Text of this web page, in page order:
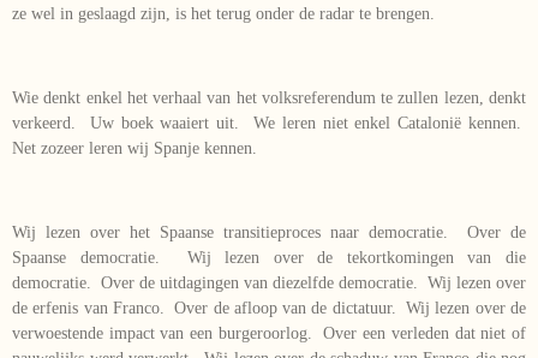
ze wel in geslaagd zijn, is het terug onder de radar te brengen.
Wie denkt enkel het verhaal van het volksreferendum te zullen lezen, denkt
verkeerd. Uw boek waaiert uit. We leren niet enkel Catalonië kennen.
Net zozeer leren wij Spanje kennen.
Wij lezen over het Spaanse transitieproces naar democratie. Over de
Spaanse democratie. Wij lezen over de tekortkomingen van die
democratie. Over de uitdagingen van diezelfde democratie. Wij lezen over
de erfenis van Franco. Over de afloop van de dictatuur. Wij lezen over de
verwoestende impact van een burgeroorlog. Over een verleden dat niet of